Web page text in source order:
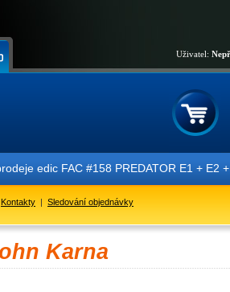
Uživatel:
edic FAC #158 PREDATOR E1 +
Kontakty | Sledování objednávky
Karna